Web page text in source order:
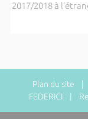
2017/2018 à
Plan du site |
FEDERICI |